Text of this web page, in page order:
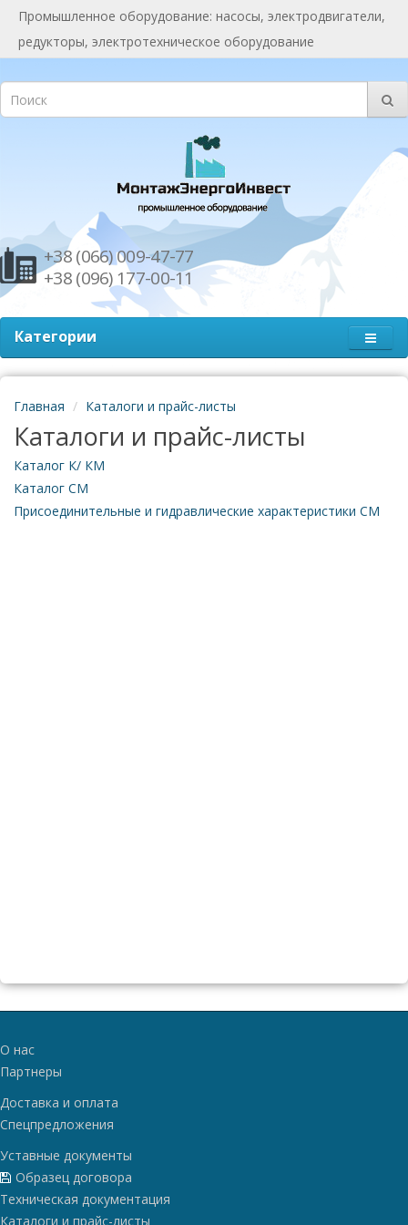
Промышленное оборудование: насосы, электродвигатели,
редукторы, электротехническое оборудование
+38 (066) 009-47-77
+38 (096) 177-00-11
Категории
Главная Каталоги и прайс-листы
Каталоги и прайс-листы
Каталог К/ КМ
Каталог СМ
Присоединительные и гидравлические характеристики СМ
О нас
Партнеры
Доставка и оплата
Спецпредложения
Уставные документы
Образец договора
Техническая документация
Каталоги и прайс-листы